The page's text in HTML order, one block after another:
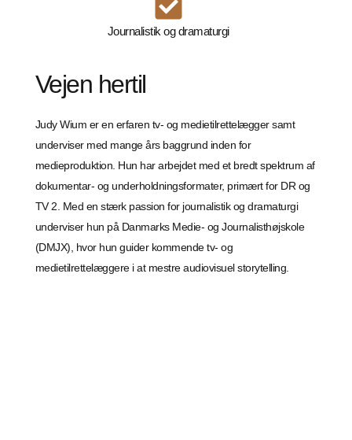
Journalistik og dramaturgi
Vejen hertil
Judy Wium er en erfaren tv- og medietilrettelægger samt
underviser med mange års baggrund inden for
medieproduktion. Hun har arbejdet med et bredt spektrum af
dokumentar- og underholdningsformater, primært for DR og
TV 2. Med en stærk passion for journalistik og dramaturgi
underviser hun på Danmarks Medie- og Journalisthøjskole
(DMJX), hvor hun guider kommende tv- og
medietilrettelæggere i at mestre audiovisuel storytelling.